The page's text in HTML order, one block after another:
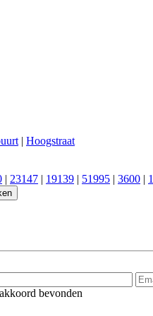
| Hoogstraat
23147 19139 51995 3600
bevonden